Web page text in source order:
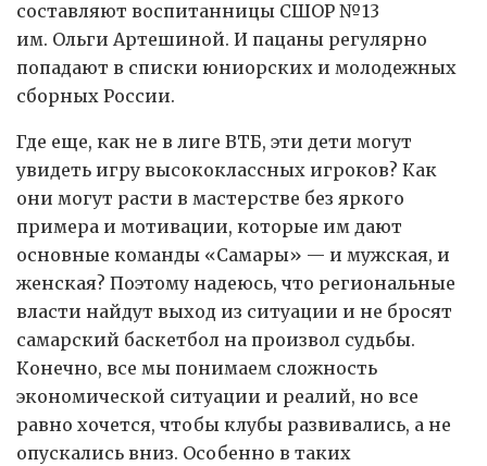
составляют воспитанницы СШОР №13
им. Ольги Артешиной. И пацаны регулярно
попадают в списки юниорских и молодежных
сборных России.
Где еще, как не в лиге ВТБ, эти дети могут
увидеть игру высококлассных игроков? Как
они могут расти в мастерстве без яркого
примера и мотивации, которые им дают
основные команды «Самары» — и мужская, и
женская? Поэтому надеюсь, что региональные
власти найдут выход из ситуации и не бросят
самарский баскетбол на произвол судьбы.
Конечно, все мы понимаем сложность
экономической ситуации и реалий, но все
равно хочется, чтобы клубы развивались, а не
опускались вниз. Особенно в таких